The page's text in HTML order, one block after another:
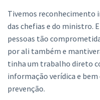
Tivemos reconhecimento
das chefias e do
pessoas tão
por ali também e
tinha um trabalho direto
informação verídica e
prevenção.